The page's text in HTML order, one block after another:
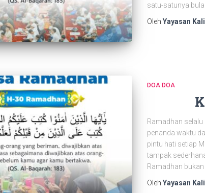
satu-satunya
Oleh Yayasan
DOA DOA
Ramadhan
penanda waktu
pintu hati setiap
tampak
Ramadhan
Oleh Yayasan